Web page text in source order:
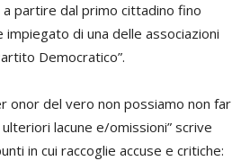
a partire dal primo cittadino fino
impiegato di una delle associazioni
Democratico”.
onor del vero non possiamo non far
lacune e/omissioni” scrive
in cui raccoglie accuse e critiche: